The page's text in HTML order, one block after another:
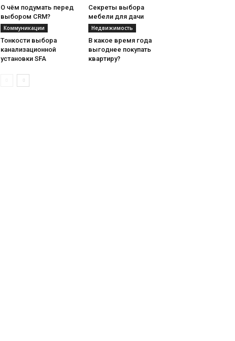
О чём подумать перед
выбором CRM?
Секреты выбора
мебели для дачи
Коммуникации
Тонкости выбора
канализационной
установки SFA
Недвижимость
В какое время года
выгоднее покупать
квартиру?